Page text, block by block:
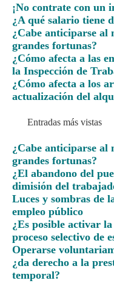
¡No contrate con un
¿A qué salario tiene
¿Cabe anticiparse al
grandes fortunas?
¿Cómo afecta a las
la Inspección de
¿Cómo afecta a los
actualización del
Entradas más vistas
¿Cabe anticiparse al
grandes fortunas?
¿El abandono del
dimisión del
Luces y sombras de
empleo público
¿Es posible activar
proceso selectivo de
Operarse
¿da derecho a la
temporal?